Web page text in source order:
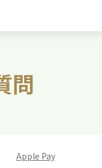
問
Apple Pay